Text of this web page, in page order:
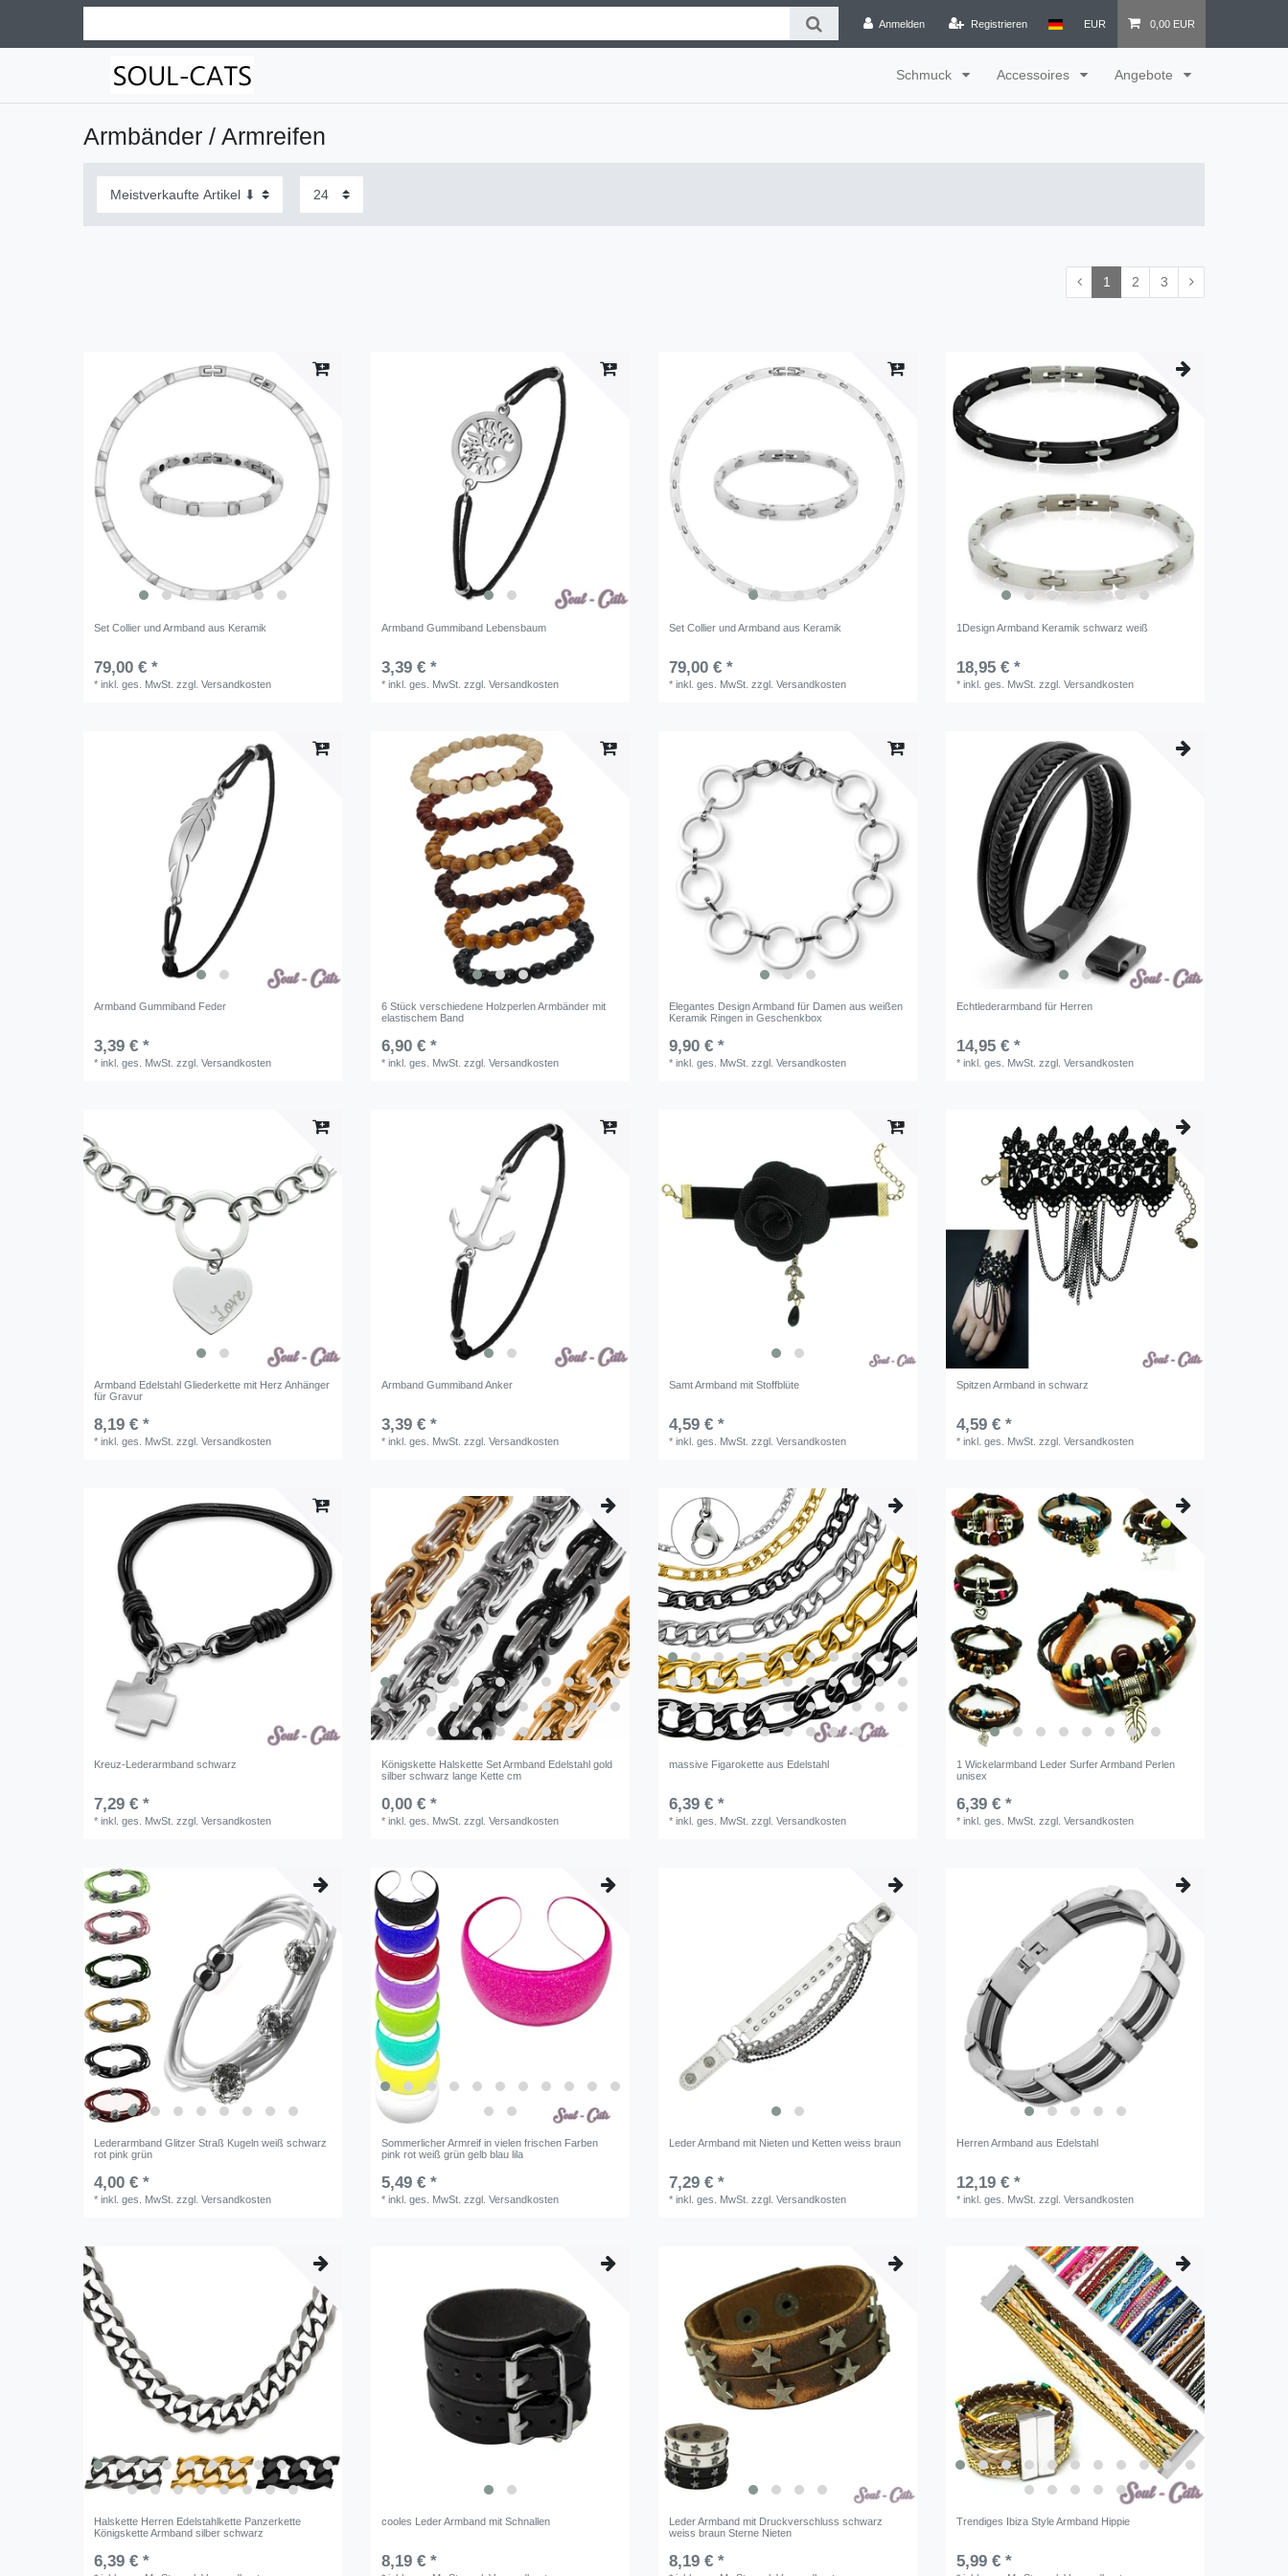
Anmelden Registrieren EUR 0,00 EUR
Schmuck Accessoires Angebote
Armbänder / Armreifen
1 2 3
Set Collier und Armband aus Keramik
79,00 € *
*inkl. ges. MwSt. zzgl.Versandkosten
Armband Gummiband Lebensbaum
3,39 € *
*inkl. ges. MwSt. zzgl.Versandkosten
Set Collier und Armband aus Keramik
79,00 € *
*inkl. ges. MwSt. zzgl.Versandkosten
1Design Armband Keramik schwarz weiß
18,95 € *
*inkl. ges. MwSt. zzgl.Versandkosten
Armband Gummiband Feder
3,39 € *
*inkl. ges. MwSt. zzgl.Versandkosten
6 Stück verschiedene Holzperlen Armbänder mit
elastischem Band
6,90 € *
*inkl. ges. MwSt. zzgl.Versandkosten
Elegantes Design Armband für Damen aus weißen
Keramik Ringen in Geschenkbox
9,90 € *
*inkl. ges. MwSt. zzgl.Versandkosten
Echtlederarmband für Herren
14,95 € *
*inkl. ges. MwSt. zzgl.Versandkosten
Armband Edelstahl Gliederkette mit Herz Anhänger
für Gravur
8,19 € *
*inkl. ges. MwSt. zzgl.Versandkosten
Armband Gummiband Anker
3,39 € *
*inkl. ges. MwSt. zzgl.Versandkosten
Samt Armband mit Stoffblüte
4,59 € *
*inkl. ges. MwSt. zzgl.Versandkosten
Spitzen Armband in schwarz
4,59 € *
*inkl. ges. MwSt. zzgl.Versandkosten
Kreuz-Lederarmband schwarz
7,29 € *
*inkl. ges. MwSt. zzgl.Versandkosten
Königskette Halskette Set Armband Edelstahl gold
silber schwarz lange Kette cm
0,00 € *
*inkl. ges. MwSt. zzgl.Versandkosten
massive Figarokette aus Edelstahl
6,39 € *
*inkl. ges. MwSt. zzgl.Versandkosten
1 Wickelarmband Leder Surfer Armband Perlen
unisex
6,39 € *
*inkl. ges. MwSt. zzgl.Versandkosten
Lederarmband Glitzer Straß Kugeln weiß schwarz
rot pink grün
4,00 € *
*inkl. ges. MwSt. zzgl.Versandkosten
Sommerlicher Armreif in vielen frischen Farben
pink rot weiß grün gelb blau lila
5,49 € *
*inkl. ges. MwSt. zzgl.Versandkosten
Leder Armband mit Nieten und Ketten weiss braun
7,29 € *
*inkl. ges. MwSt. zzgl.Versandkosten
Herren Armband aus Edelstahl
12,19 € *
*inkl. ges. MwSt. zzgl.Versandkosten
Halskette Herren Edelstahlkette Panzerkette
Königskette Armband silber schwarz
6,39 € *
cooles Leder Armband mit Schnallen
8,19 € *
Leder Armband mit Druckverschluss schwarz
weiss braun Sterne Nieten
8,19 € *
Trendiges Ibiza Style Armband Hippie
5,99 € *